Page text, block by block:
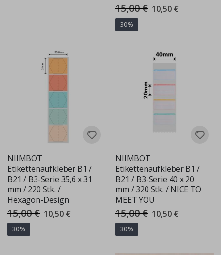
15,00 € Special
Price
10,50 €
30%
NIIMBOT
Etikettenaufkleber B1 /
B21 / B3-Serie 35,6 x 31
mm / 220 Stk. /
Hexagon-Design
15,00 € Special
Price
10,50 €
30%
NIIMBOT
Etikettenaufkleber B1 /
B21 / B3-Serie 40 x 20
mm / 320 Stk. / NICE TO
MEET YOU
15,00 € Special
Price
10,50 €
30%